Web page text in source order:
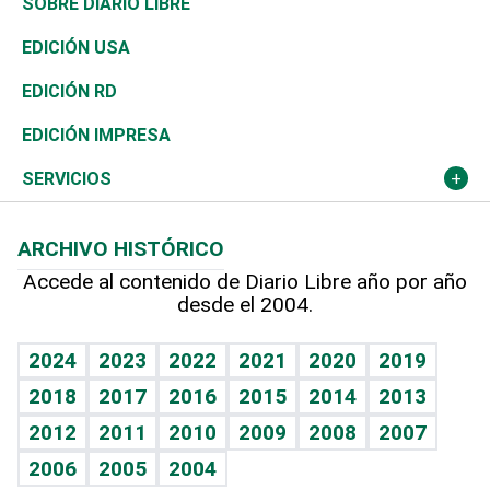
Reportajes
África
Ocenanía
Caribe
Resto del mundo
Vivienda
Telecom.
Global y variable
Economía personal
Buena Vida
Sociales
Novedades
Podcast Arte Libre
Hablando con el pediatra
Vida y familia
Eñe
Celebrando la vida
Sin complejos
Ciclismo
Tenis
Olimpismo
Más deportes
Línea de hit
TBT Deportivo
En Directo
Frente al Statu Quo
El Espía
Noticiero Poteleche
Lecturas
Tecnología
Historia
Martes de tecnología
Cambio climático
Economía
Revista
Deportes
Opinión
Hecho en casa
Guía del dinero
EDICIÓN USA
EDICIÓN RD
EDICIÓN IMPRESA
SERVICIOS
Cumpleaños
Horóscopos
Juegos
ARCHIVO HISTÓRICO
Accede al contenido de Diario Libre año por año
desde el 2004.
2024 2023 2022 2021 2020
2019
2018
2017 2016 2015 2014
2013
2012
2011 2010 2009 2008
2007
2006
2005 2004